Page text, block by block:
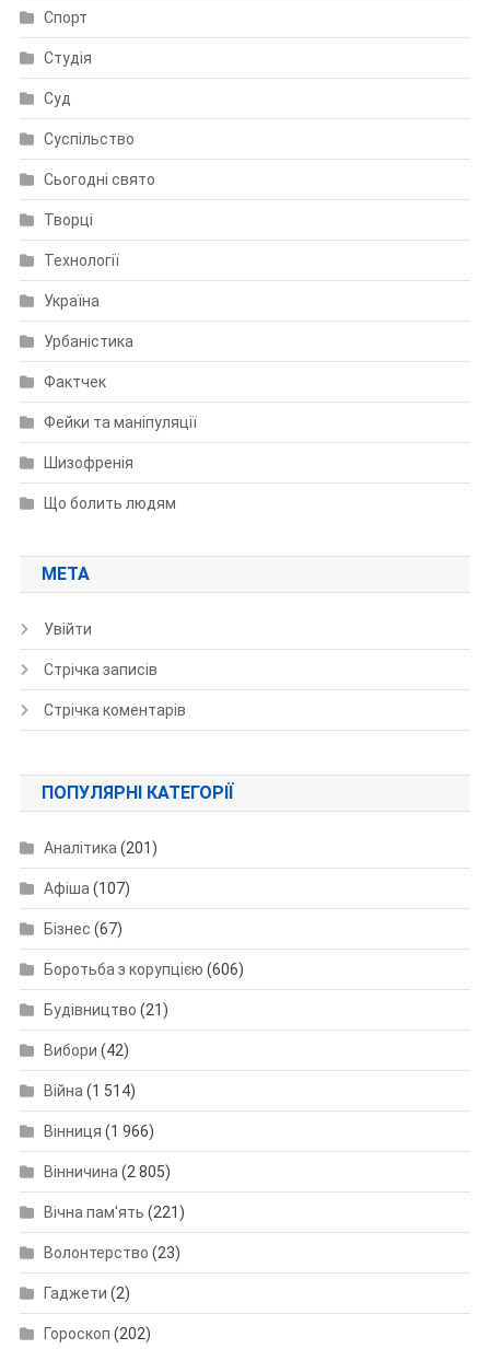
Спорт
Студія
Суд
Суспільство
Сьогодні свято
Творці
Технології
Україна
Урбаністика
Фактчек
Фейки та маніпуляції
Шизофренія
Що болить людям
МЕТА
Увійти
Стрічка записів
Стрічка коментарів
ПОПУЛЯРНІ КАТЕГОРІЇ
Аналітика (201)
Афіша (107)
Бізнес (67)
Боротьба з корупцією (606)
Будівництво (21)
Вибори (42)
Війна (1 514)
Вінниця (1 966)
Вінничина (2 805)
Вічна пам'ять (221)
Волонтерство (23)
Гаджети (2)
Гороскоп (202)